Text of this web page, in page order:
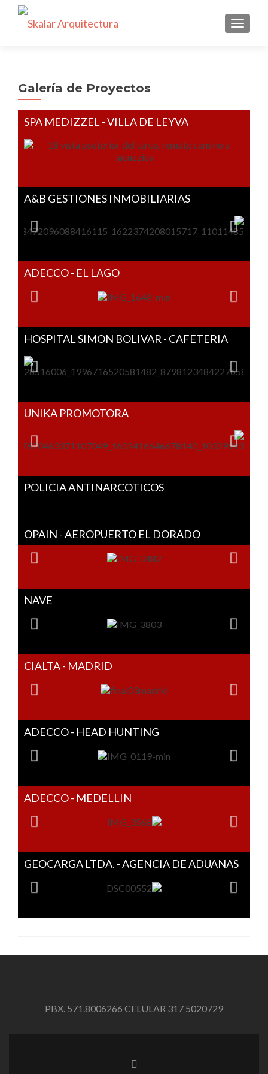
Galería de Proyectos
SPA MEDIZZEL - VILLA DE LEYVA
A&B GESTIONES INMOBILIARIAS
ADECCO - EL LAGO
HOSPITAL SIMON BOLIVAR - CAFETERIA
UNIKA PROMOTORA
POLICIA ANTINARCOTICOS
OPAIN - AEROPUERTO EL DORADO
NAVE
CIALTA - MADRID
ADECCO - HEAD HUNTING
ADECCO - MEDELLIN
GEOCARGA LTDA. - AGENCIA DE ADUANAS
PBX. 571.8006266 CELULAR 317 5020729
Enlace